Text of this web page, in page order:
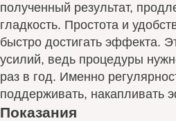
полученный результат,
гладкость. Простота и
быстро достигать эффекта.
усилий, ведь процедуры
раз в год. Именно
поддерживать, накапливать
Показания